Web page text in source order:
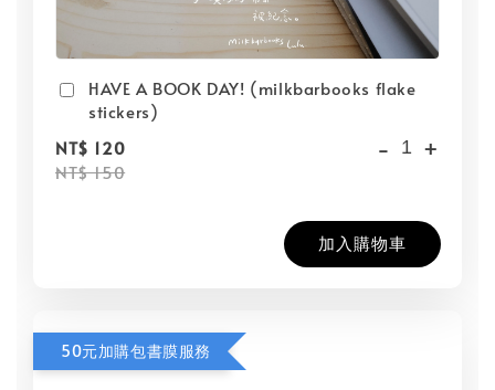
HAVE A BOOK DAY! (milkbarbooks flake
stickers)
NT$ 120
NT$ 150
- +
加入購物車
50元加購包書膜服務